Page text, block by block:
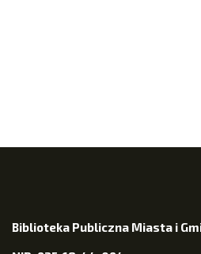
Biblioteka Publiczna Miasta i